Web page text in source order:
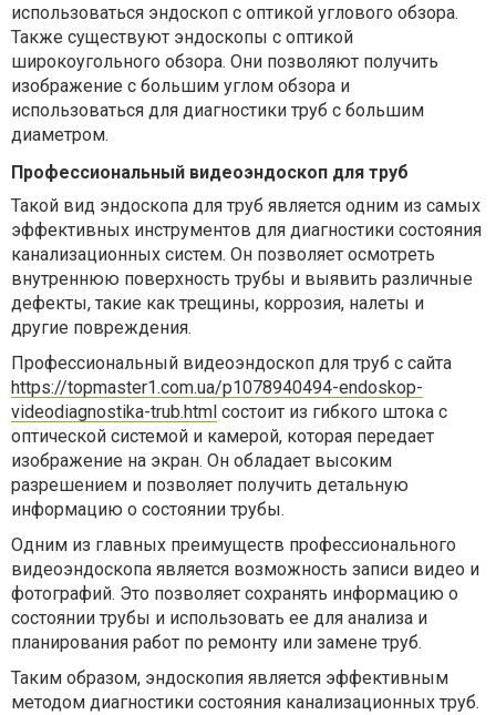
использоваться эндоскоп с оптикой углового обзора.
Также существуют эндоскопы с оптикой
широкоугольного обзора. Они позволяют получить
изображение с большим углом обзора и
использоваться для диагностики труб с большим
диаметром.
Профессиональный видеоэндоскоп для труб
Такой вид эндоскопа для труб является одним из самых
эффективных инструментов для диагностики состояния
канализационных систем. Он позволяет осмотреть
внутреннюю поверхность трубы и выявить различные
дефекты, такие как трещины, коррозия, налеты и
другие повреждения.
Профессиональный видеоэндоскоп для труб с сайта
https://topmaster1.com.ua/p1078940494-endoskop-
videodiagnostika-trub.html состоит из гибкого штока с
оптической системой и камерой, которая передает
изображение на экран. Он обладает высоким
разрешением и позволяет получить детальную
информацию о состоянии трубы.
Одним из главных преимуществ профессионального
видеоэндоскопа является возможность записи видео и
фотографий. Это позволяет сохранять информацию о
состоянии трубы и использовать ее для анализа и
планирования работ по ремонту или замене труб.
Таким образом, эндоскопия является эффективным
методом диагностики состояния канализационных труб.